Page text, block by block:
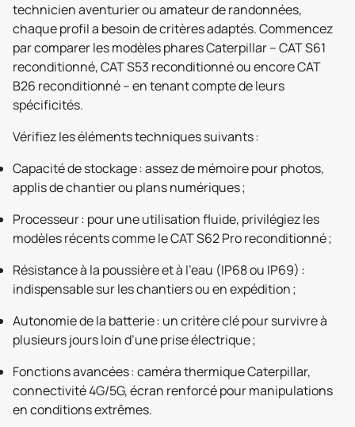
technicien aventurier ou amateur de randonnées,
chaque profil a besoin de critères adaptés. Commencez
par comparer les modèles phares Caterpillar – CAT S61
reconditionné, CAT S53 reconditionné ou encore CAT
B26 reconditionné – en tenant compte de leurs
spécificités.
Vérifiez les éléments techniques suivants :
Capacité de stockage : assez de mémoire pour photos,
applis de chantier ou plans numériques ;
Processeur : pour une utilisation fluide, privilégiez les
modèles récents comme le CAT S62 Pro reconditionné ;
Résistance à la poussière et à l’eau (IP68 ou IP69) :
indispensable sur les chantiers ou en expédition ;
Autonomie de la batterie : un critère clé pour survivre à
plusieurs jours loin d’une prise électrique ;
Fonctions avancées : caméra thermique Caterpillar,
connectivité 4G/5G, écran renforcé pour manipulations
en conditions extrêmes.